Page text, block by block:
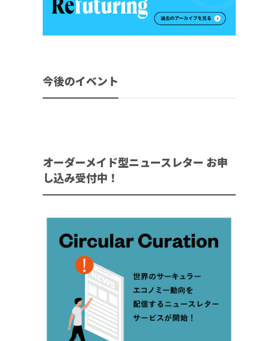
今後のイベント
オーダーメイド型ニュースレター お申
し込み受付中！